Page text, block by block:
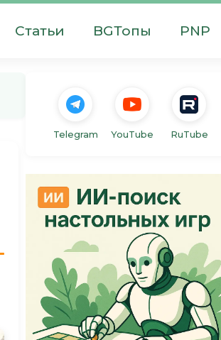
Статьи BGТопы PNP
Telegram YouTube RuTube